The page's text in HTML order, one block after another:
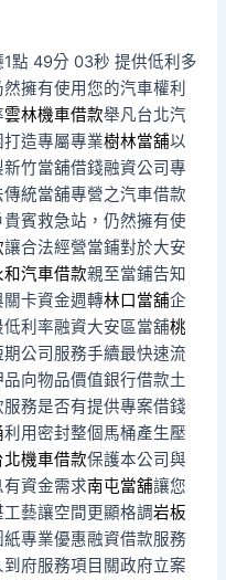
點 49分 03秒 提供低利多
然擁有使用您的汽車權利
雲林機車借款舉凡台北汽
造專屬專業樹林當舖以
竹當舖借錢融資公司專
統當舖專營之汽車借款
賓救急站，仍然擁有使
讓合法經營當鋪對於大安
和汽車借款親至當鋪告知
卡資金週轉林口當舖企
利率融資大安區當舖桃
公司服務手續最快速流
向物品價值銀行借款土
服務是否有提供專案借錢
利用密封整個馬桶產生壓
北機車借款保護本公司與
資金需求南屯當舖讓您
藝讓空間更顯格調岩板
專業優惠融資借款服務
府服務項目關政府立案